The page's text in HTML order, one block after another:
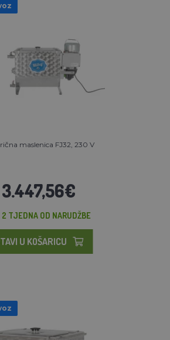
maslenica FJ32, 230 V
3.447,56€
2 TJEDNA OD NARUDŽBE
U KOŠARICU